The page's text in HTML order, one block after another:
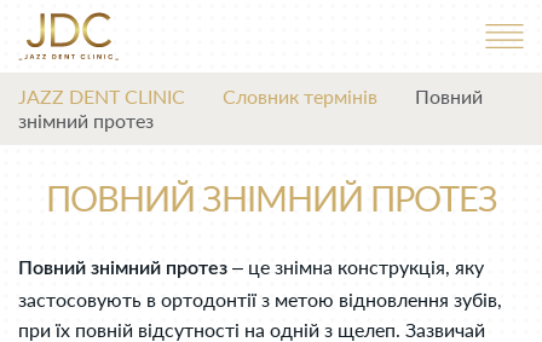
JAZZ DENT CLINIC Словник термінів
Повний
знімний протез
ПОВНИЙ ЗНІМНИЙ ПРОТЕЗ
Повний знімний протез – це знімна конструкція, яку
застосовують в ортодонтії з метою відновлення зубів,
при їх повній відсутності на одній з щелеп. Зазвичай